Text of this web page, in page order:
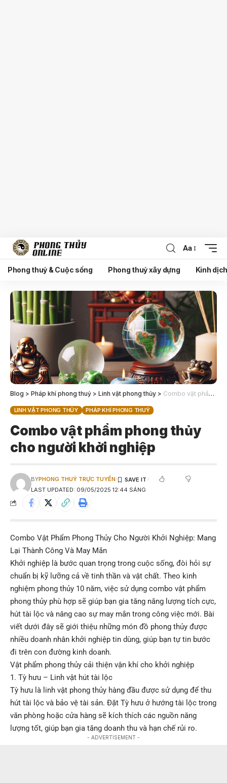
Aa
Phong thuỷ & Cuộc sống Phong thuỷ xây dựng Kinh
Blog > Pháp khí phong thuỷ > Linh vật phong thủy > Combo vật phẩm phong thủy cho người khởi nghiệp
LINH VẬT PHONG THỦY PHÁP KHÍ PHONG THUỶ
Combo vật phẩm phong thủy
cho người khởi nghiệp
LAST UPDATED: 09/05/2025 12:44 SÁNG
BYPHONG THUỶ TRỰC TUYẾN
Combo Vật Phẩm Phong Thủy Cho Người Khởi Nghiệp: Mang
Lại Thành Công Và May Mắn
Khởi nghiệp là bước quan trọng trong cuộc sống, đòi hỏi sự
chuẩn bị kỹ lưỡng cả về tinh thần và vật chất. Theo kinh
nghiệm phong thủy 10 năm, việc sử dụng combo vật phẩm
phong thủy phù hợp sẽ giúp bạn gia tăng năng lượng tích cực,
hút tài lộc và nâng cao sự may mắn trong công việc mới. Bài
viết dưới đây sẽ giới thiệu những món đồ phong thủy được
nhiều doanh nhân khởi nghiệp tin dùng, giúp bạn tự tin bước
đi trên con đường kinh doanh.
Vật phẩm phong thủy cải thiện vận khí cho khởi nghiệp
1. Tỳ hưu – Linh vật hút tài lộc
Tỳ hưu là linh vật phong thủy hàng đầu được sử dụng để thu
hút tài lộc và bảo vệ tài sản. Đặt Tỳ hưu ở hướng tài lộc trong
văn phòng hoặc cửa hàng sẽ kích thích các nguồn năng
lượng tốt, giúp bạn gia tăng doanh thu và hạn chế rủi ro.
- ADVERTISEMENT -